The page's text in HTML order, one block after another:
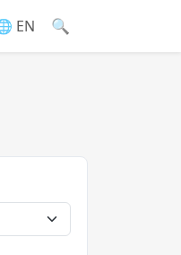
🔍
EN